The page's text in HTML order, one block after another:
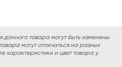
данного товара могут быть изменены
могут отличаться на разных
характеристики и цвет товара у